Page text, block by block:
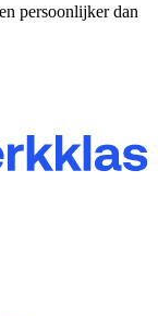
persoonlijker dan